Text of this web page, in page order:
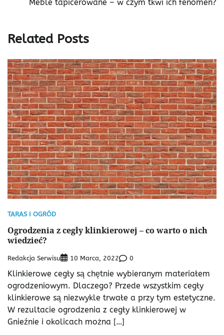
Meble tapicerowane – w czym tkwi ich fenomen?
Related Posts
TARAS I OGRÓD
Ogrodzenia z cegły klinkierowej – co warto o nich
wiedzieć?
Redakcja Serwisu 10 Marca, 2022 0
Klinkierowe cegły są chętnie wybieranym materiałem
ogrodzeniowym. Dlaczego? Przede wszystkim cegły
klinkierowe są niezwykle trwałe a przy tym estetyczne.
W rezultacie ogrodzenia z cegły klinkierowej w
Gnieźnie i okolicach można […]